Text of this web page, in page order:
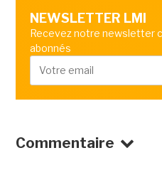
NEWSLETTER LMI
Recevez notre newsletter
abonnés
Commentaire